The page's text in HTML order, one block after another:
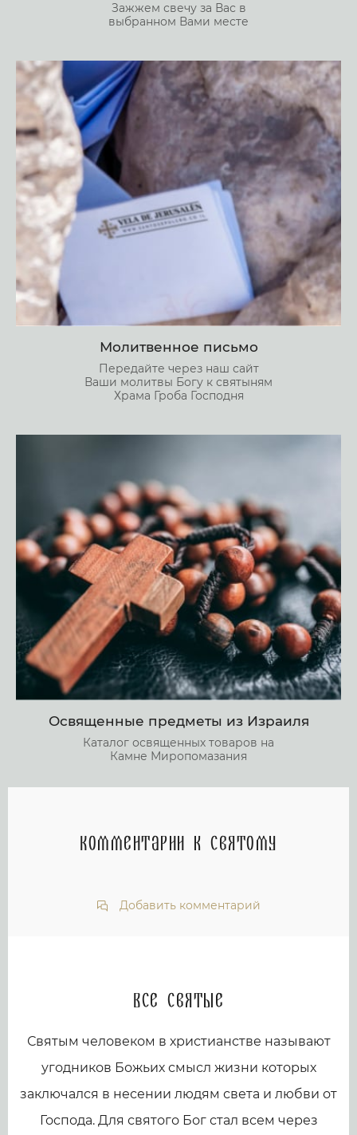
Зажжем свечу за Вас в
выбранном Вами месте
Молитвенное письмо
Передайте через наш сайт
Ваши молитвы Богу к святыням
Храма Гроба Господня
Освященные предметы из Израиля
Каталог освященных товаров на
Камне Миропомазания
Комментарии к святому
Добавить комментарий
Все святые
Святым человеком в христианстве называют
угодников Божьих смысл жизни которых
заключался в несении людям света и любви от
Господа. Для святого Бог стал всем через